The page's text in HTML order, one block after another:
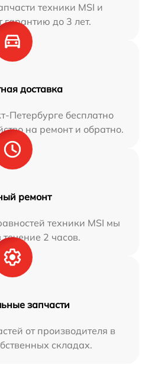
техники MSI и
гарантию до 3 лет.
доставка
Петербурге бесплатно
на ремонт и обратно.
ремонт
техники MSI мы
2 часов.
запчасти
от производителя в
складах.